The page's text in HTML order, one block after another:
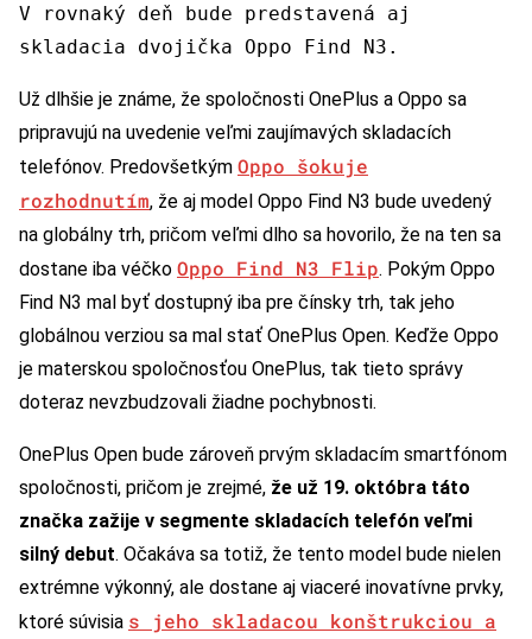
V rovnaký deň bude predstavená aj
skladacia dvojička Oppo Find N3.
Už dlhšie je známe, že spoločnosti OnePlus a Oppo sa
pripravujú na uvedenie veľmi zaujímavých skladacích
telefónov. Predovšetkým Oppo šokuje
rozhodnutím, že aj model Oppo Find N3 bude uvedený
na globálny trh, pričom veľmi dlho sa hovorilo, že na ten sa
dostane iba véčko Oppo Find N3 Flip. Pokým Oppo
Find N3 mal byť dostupný iba pre čínsky trh, tak jeho
globálnou verziou sa mal stať OnePlus Open. Keďže Oppo
je materskou spoločnosťou OnePlus, tak tieto správy
doteraz nevzbudzovali žiadne pochybnosti.
OnePlus Open bude zároveň prvým skladacím smartfónom
spoločnosti, pričom je zrejmé, že už 19. októbra táto
značka zažije v segmente skladacích telefón veľmi
silný debut. Očakáva sa totiž, že tento model bude nielen
extrémne výkonný, ale dostane aj viaceré inovatívne prvky,
ktoré súvisia s jeho skladacou konštrukciou a